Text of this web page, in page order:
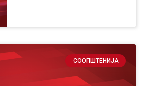
СООПШТЕНИЈА